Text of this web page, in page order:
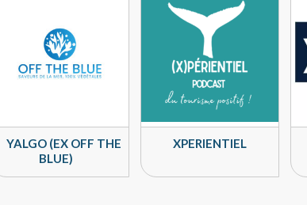
YALGO (EX OFF THE
BLUE)
XPERIENTIEL